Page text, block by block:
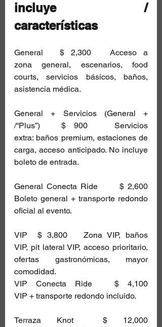
incluye /
características
General	$ 2,300	Acceso a
zona general, escenarios, food
courts, servicios básicos, baños,
asistencia médica.
General + Servicios (General +
/“Plus”)	$ 900	Servicios
extra: baños premium, estaciones de
carga, acceso anticipado. No incluye
boleto de entrada.
General Conecta Ride	$ 2,600
Boleto general + transporte redondo
oficial al evento.
VIP	$ 3,800	Zona VIP, baños
VIP, pit lateral VIP, acceso prioritario,
ofertas gastronómicas, mayor
comodidad.
VIP Conecta Ride	$ 4,100
VIP + transporte redondo incluido.
Terraza Knot	$ 12,000